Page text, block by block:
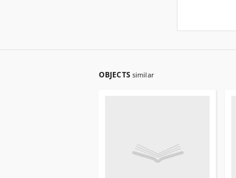
OBJECTS similar